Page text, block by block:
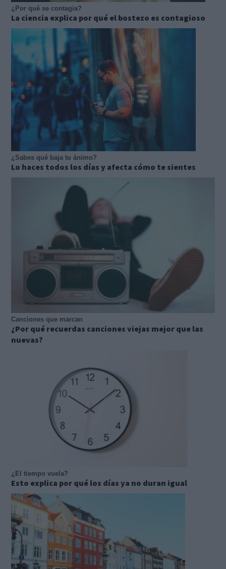
¿Por qué se contagia?
La ciencia explica por qué el bostezo es contagioso
¿Sabes qué baja tu ánimo?
Lo haces todos los días y afecta cómo te sientes
Canciones que marcan
¿Por qué recuerdas canciones viejas mejor que las
nuevas?
¿El tiempo vuela?
Esto explica por qué los días ya no duran igual